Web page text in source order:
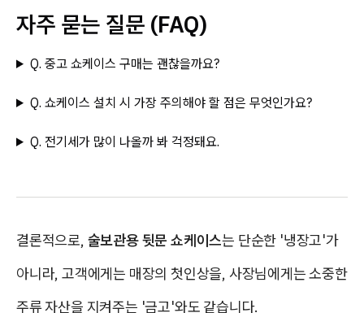
자주 묻는 질문 (FAQ)
Q. 중고 쇼케이스 구매는 괜찮을까요?
Q. 쇼케이스 설치 시 가장 주의해야 할 점은 무엇인가요?
Q. 전기세가 많이 나올까 봐 걱정돼요.
결론적으로, 술보관용 뒷문 쇼케이스는 단순한 '냉장고'가
아니라, 고객에게는 매장의 첫인상을, 사장님에게는 소중한
주류 자산을 지켜주는 '금고'와도 같습니다.